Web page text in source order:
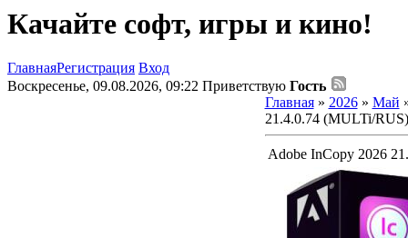
Качайте софт, игры и кино!
ГлавнаяРегистрация Вход
Воскресенье, 09.08.2026, 09:22 Приветствую Гость
Главная» 2026 » Май
21.4.0.74 (MULTi/RUS)
Adobe InCopy 2026